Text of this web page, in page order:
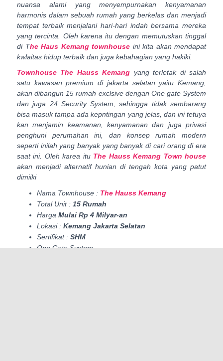
nuansa alami yang menyempurnakan kenyamanan
harmonis dalam sebuah rumah yang berkelas dan menjadi
tempat terbaik menjalani hari-hari indah bersama mereka
yang tercinta. Oleh karena itu dengan memutuskan tinggal
di The Haus Kemang townhouse ini kita akan mendapat
kwlaitas hidup terbaik dan juga kebahagian yang hakiki.
Townhouse The Hauss Kemang yang terletak di salah
satu kawasan premium di jakarta selatan yaitu Kemang,
akan dibangun 15 rumah exclsive dengan One gate System
dan juga 24 Security System, sehingga tidak sembarang
bisa masuk tampa ada kepntingan yang jelas, dan ini tetuya
kan menjamin keamanan, kenyamanan dan juga privasi
penghuni perumahan ini, dan konsep rumah modern
seperti inilah yang banyak yang banyak di cari orang di era
saat ini. Oleh karea itu The Hauss Kemang Town house
akan menjadi alternatif hunian di tengah kota yang patut
dimiiki
Nama Townhouse : The Hauss Kemang
Total Unit : 15 Rumah
Harga Mulai Rp 4 Milyar-an
Lokasi : Kemang Jakarta Selatan
Sertifikat : SHM
One Gate System